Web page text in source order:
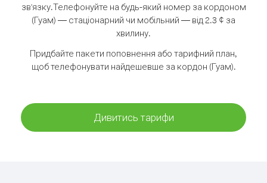
зв'язку.Телефонуйте на будь-який номер за кордоном
(Гуам) — стаціонарний чи мобільний — від 2.3 ¢ за
хвилину.
Придбайте пакети поповнення або тарифний план,
щоб телефонувати найдешевше за кордон (Гуам).
Дивитись тарифи